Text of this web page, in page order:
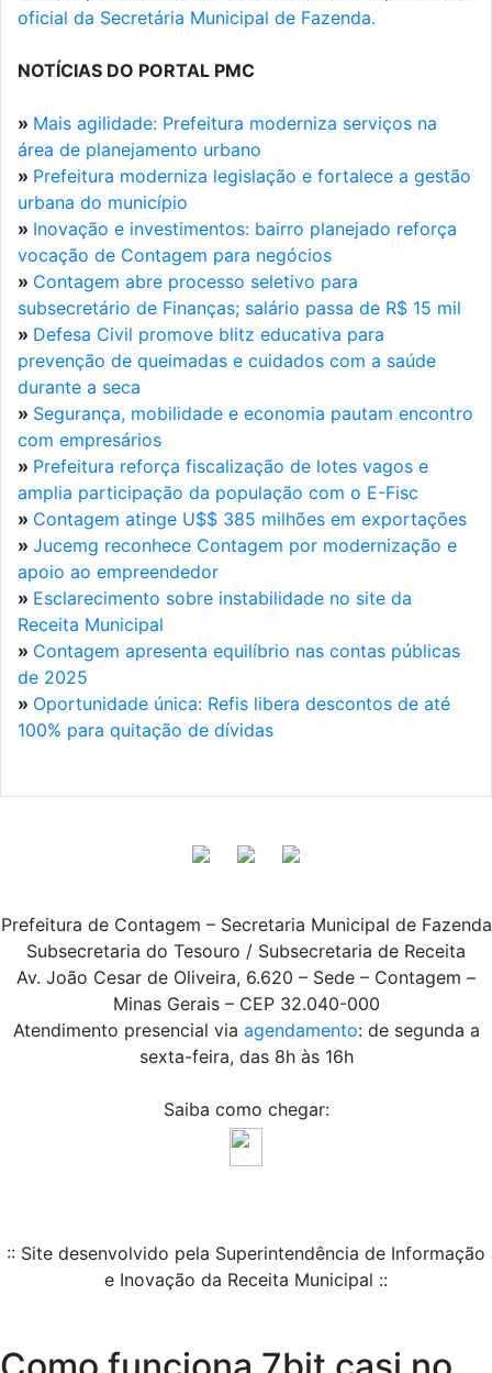
oficial da Secretária Municipal de Fazenda.
NOTÍCIAS DO PORTAL PMC
» Mais agilidade: Prefeitura moderniza serviços na
área de planejamento urbano
» Prefeitura moderniza legislação e fortalece a gestão
urbana do município
» Inovação e investimentos: bairro planejado reforça
vocação de Contagem para negócios
» Contagem abre processo seletivo para
subsecretário de Finanças; salário passa de R$ 15 mil
» Defesa Civil promove blitz educativa para
prevenção de queimadas e cuidados com a saúde
durante a seca
» Segurança, mobilidade e economia pautam encontro
com empresários
» Prefeitura reforça fiscalização de lotes vagos e
amplia participação da população com o E-Fisc
» Contagem atinge U$$ 385 milhões em exportações
» Jucemg reconhece Contagem por modernização e
apoio ao empreendedor
» Esclarecimento sobre instabilidade no site da
Receita Municipal
» Contagem apresenta equilíbrio nas contas públicas
de 2025
» Oportunidade única: Refis libera descontos de até
100% para quitação de dívidas
Prefeitura de Contagem – Secretaria Municipal de Fazenda
Subsecretaria do Tesouro / Subsecretaria de Receita
Av. João Cesar de Oliveira, 6.620 – Sede – Contagem –
Minas Gerais – CEP 32.040-000
Atendimento presencial via agendamento: de segunda a
sexta-feira, das 8h às 16h
Saiba como chegar:
:: Site desenvolvido pela Superintendência de Informação
e Inovação da Receita Municipal ::